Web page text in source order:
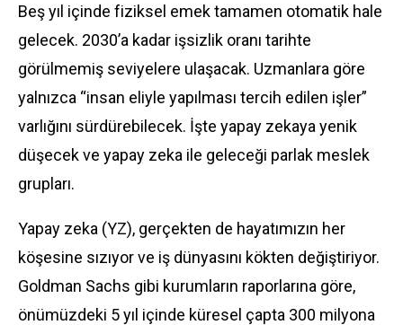
Beş yıl içinde fiziksel emek tamamen otomatik hale
gelecek. 2030’a kadar işsizlik oranı tarihte
görülmemiş seviyelere ulaşacak. Uzmanlara göre
yalnızca “insan eliyle yapılması tercih edilen işler”
varlığını sürdürebilecek. İşte yapay zekaya yenik
düşecek ve yapay zeka ile geleceği parlak meslek
grupları.
Yapay zeka (YZ), gerçekten de hayatımızın her
köşesine sızıyor ve iş dünyasını kökten değiştiriyor.
Goldman Sachs gibi kurumların raporlarına göre,
önümüzdeki 5 yıl içinde küresel çapta 300 milyona